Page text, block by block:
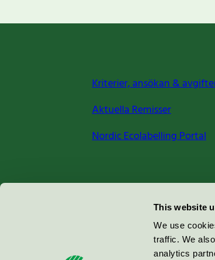
This website
We use
traffic. We
analytics
Kriterier, ansökan &
Aktuella Remisser
Nordic Ecolabelling Portal
100 64